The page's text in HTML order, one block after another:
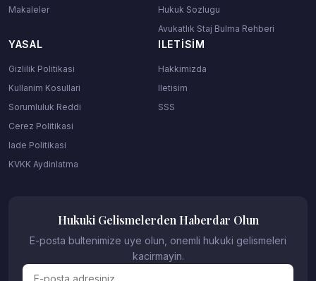
Makaleler
Hukuk Sozlugu
Avukatlık Staj Bulma Rehberi
YASAL
Gizlilik Politikasi
Kullanim Kosullari
Sorumluluk Reddi
Cerez Politikasi
Iade Politikasi
KVKK Aydinlatma
ILETISIM
Hakkimizda
Iletisim
SSS
Hukuki Gelismelerden Haberdar Olun
E-posta bultenimize uye olun, onemli hukuki gelismeleri
kacirmayin.